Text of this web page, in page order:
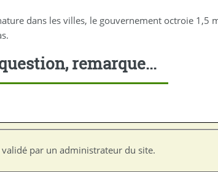
dans les villes, le gouvernement octroie 1,5
remarque...
par un administrateur du site.